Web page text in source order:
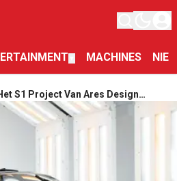
MACHINES
S1 Project Van Ares Design
Resulteert In Deze Fenomenale
Supercar